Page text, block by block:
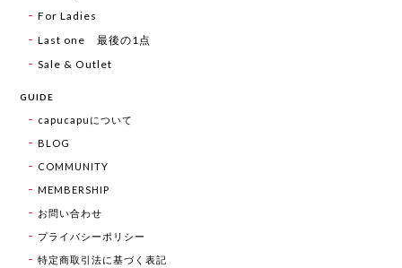
For Ladies
Last one 最後の1点
Sale & Outlet
GUIDE
capucapuについて
BLOG
COMMUNITY
MEMBERSHIP
お問い合わせ
プライバシーポリシー
特定商取引法に基づく表記